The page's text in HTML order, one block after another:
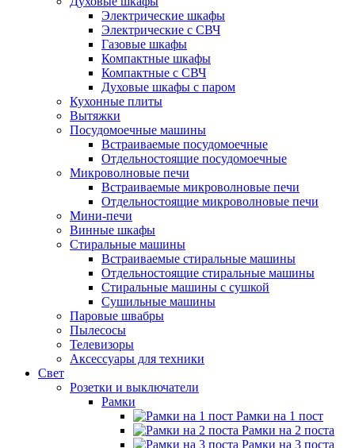
Электрические шкафы
Электрические с СВЧ
Газовые шкафы
Компактные шкафы
Компактные с СВЧ
Духовые шкафы с паром
Кухонные плиты
Вытяжки
Посудомоечные машины
Встраиваемые посудомоечные
Отдельностоящие посудомоечные
Микроволновые печи
Встраиваемые микроволновые печи
Отдельностоящие микроволновые печи
Мини-печи
Винные шкафы
Стиральные машины
Встраиваемые стиральные машины
Отдельностоящие стиральные машины
Стиральные машины с сушкой
Сушильные машины
Паровые швабры
Пылесосы
Телевизоры
Аксессуары для техники
Свет
Розетки и выключатели
Рамки
Рамки на 1 пост
Рамки на 2 поста
Рамки на 3 поста